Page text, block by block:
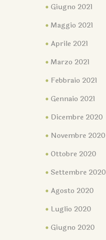
Giugno 2021
Maggio 2021
Aprile 2021
Marzo 2021
Febbraio 2021
Gennaio 2021
Dicembre 2020
Novembre 2020
Ottobre 2020
Settembre 2020
Agosto 2020
Luglio 2020
Giugno 2020